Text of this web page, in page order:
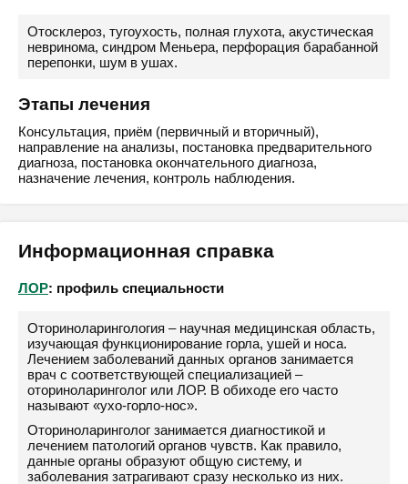
Отосклероз, тугоухость, полная глухота, акустическая
невринома, синдром Меньера, перфорация барабанной
перепонки, шум в ушах.
Этапы лечения
Консультация, приём (первичный и вторичный),
направление на анализы, постановка предварительного
диагноза, постановка окончательного диагноза,
назначение лечения, контроль наблюдения.
Информационная справка
ЛОР: профиль специальности
Оториноларингология – научная медицинская область,
изучающая функционирование горла, ушей и носа.
Лечением заболеваний данных органов занимается
врач с соответствующей специализацией –
оториноларинголог или ЛОР. В обиходе его часто
называют «ухо-горло-нос».
Оториноларинголог занимается диагностикой и
лечением патологий органов чувств. Как правило,
данные органы образуют общую систему, и
заболевания затрагивают сразу несколько из них.